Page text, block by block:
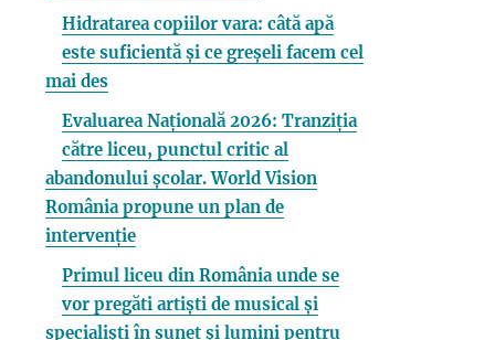
Hidratarea copiilor vara: câtă apă
este suficientă și ce greșeli facem cel
mai des
Evaluarea Națională 2026: Tranziția
către liceu, punctul critic al
abandonului școlar. World Vision
România propune un plan de
intervenție
Primul liceu din România unde se
vor pregăti artiști de musical și
specialiști în sunet și lumini pentru